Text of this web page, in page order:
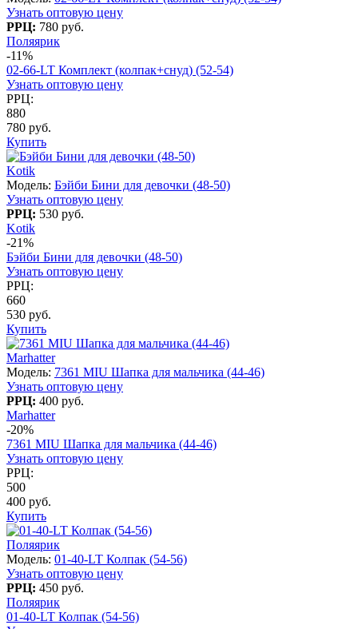
Узнать оптовую цену
РРЦ: 780 руб.
Поляярик
-11%
02-66-LT Комплект (колпак+снуд) (52-54)
Узнать оптовую цену
РРЦ:
880
780 руб.
Купить
Kotik
Модель: Бэйби Бини для девочки (48-50)
Узнать оптовую цену
РРЦ: 530 руб.
Kotik
-21%
Бэйби Бини для девочки (48-50)
Узнать оптовую цену
РРЦ:
660
530 руб.
Купить
Marhatter
Модель: 7361 MIU Шапка для мальчика (44-46)
Узнать оптовую цену
РРЦ: 400 руб.
Marhatter
-20%
7361 MIU Шапка для мальчика (44-46)
Узнать оптовую цену
РРЦ:
500
400 руб.
Купить
Поляярик
Модель: 01-40-LT Колпак (54-56)
Узнать оптовую цену
РРЦ: 450 руб.
Поляярик
01-40-LT Колпак (54-56)